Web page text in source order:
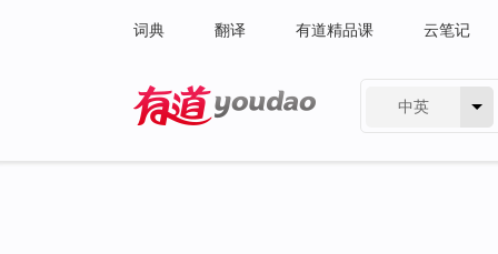
词典 翻译 有道精品课 云笔记
中英